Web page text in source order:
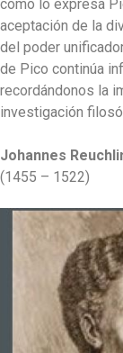
como lo expresa
aceptación de la
del poder
de Pico continúa
recordándonos la
investigación
Johannes
(1455 – 1522)